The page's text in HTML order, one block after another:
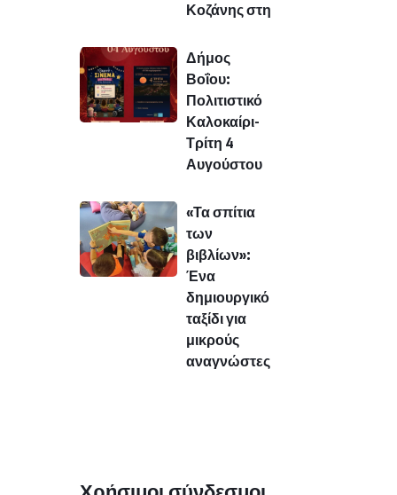
Κοζάνης στη
Δήμος
Βοΐου:
Πολιτιστικό
Καλοκαίρι-
Τρίτη 4
Αυγούστου
«Τα σπίτια
των
βιβλίων»:
Ένα
δημιουργικό
ταξίδι για
μικρούς
αναγνώστες